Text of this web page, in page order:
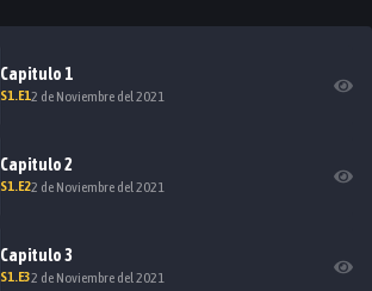
Capitulo 1
S1.E12 de Noviembre del 2021
Capitulo2
S1.E22 de Noviembre del 2021
Capitulo3
S1.E32 de Noviembre del 2021